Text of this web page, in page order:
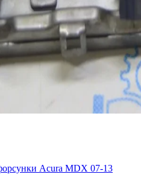
Acura MDX 07-13